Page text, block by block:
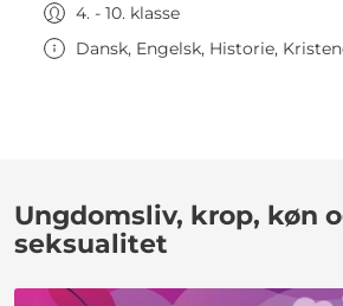
4. - 10. klasse
Dansk, Engelsk, Historie,
Ungdomsliv, krop, køn
seksualitet